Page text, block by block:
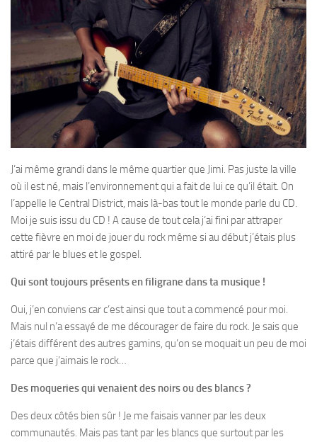
J’ai même grandi dans le même quartier que Jimi. Pas juste la ville
où il est né, mais l’environnement qui a fait de lui ce qu’il était. On
l’appelle le Central District, mais là-bas tout le monde parle du CD.
Moi je suis issu du CD ! A cause de tout cela j’ai fini par attraper
cette fièvre en moi de jouer du rock même si au début j’étais plus
attiré par le blues et le gospel.
Qui sont toujours présents en filigrane dans ta musique !
Oui, j’en conviens car c’est ainsi que tout a commencé pour moi.
Mais nul n’a essayé de me décourager de faire du rock. Je sais que
j’étais différent des autres gamins, qu’on se moquait un peu de moi
parce que j’aimais le rock…
Des moqueries qui venaient des noirs ou des blancs ?
Des deux côtés bien sûr ! Je me faisais vanner par les deux
communautés. Mais pas tant par les blancs que surtout par les